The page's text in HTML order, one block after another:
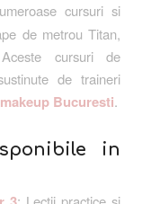
cursuri si
de metrou Titan,
cursuri de
de traineri
Bucuresti.
in